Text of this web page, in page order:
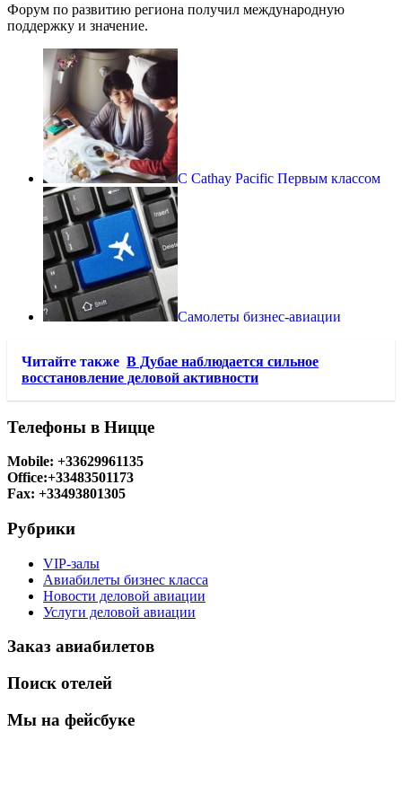
Форум по развитию региона получил международную
поддержку и значение.
С Cathay Pacific Первым классом
Самолеты бизнес-авиации
Читайте также В Дубае наблюдается сильное
восстановление деловой активности
Телефоны в Ницце
Mobile: +33629961135
Office:+33483501173
Fax: +33493801305
Рубрики
VIP-залы
Авиабилеты бизнес класса
Новости деловой авиации
Услуги деловой авиации
Заказ авиабилетов
Поиск отелей
Мы на фейсбуке